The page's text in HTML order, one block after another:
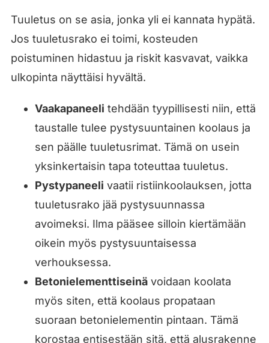
Tuuletus on se asia, jonka yli ei kannata hypätä.
Jos tuuletusrako ei toimi, kosteuden
poistuminen hidastuu ja riskit kasvavat, vaikka
ulkopinta näyttäisi hyvältä.
Vaakapaneeli tehdään tyypillisesti niin, että
taustalle tulee pystysuuntainen koolaus ja
sen päälle tuuletusrimat. Tämä on usein
yksinkertaisin tapa toteuttaa tuuletus.
Pystypaneeli vaatii ristiinkoolauksen, jotta
tuuletusrako jää pystysuunnassa
avoimeksi. Ilma pääsee silloin kiertämään
oikein myös pystysuuntaisessa
verhouksessa.
Betonielementtiseinävoidaan koolata
myös siten, että koolaus propataan
suoraan betonielementin pintaan. Tämä
korostaa entisestään sitä, että alusrakenne